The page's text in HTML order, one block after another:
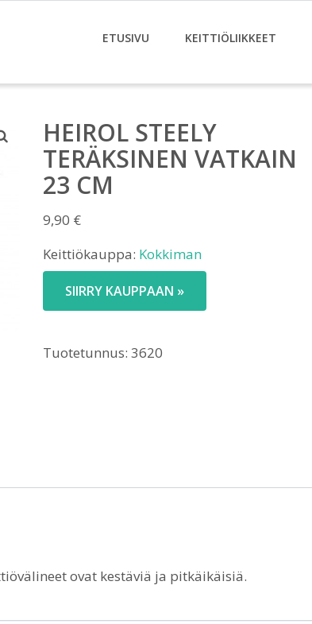
ETUSIVU KEITTIÖLIIKKEET
HEIROL STEELY
TERÄKSINEN VATKAIN
23 CM
9,90 €
Keittiökauppa: Kokkiman
SIIRRY KAUPPAAN »
Tuotetunnus: 3620
ovat kestäviä ja pitkäikäisiä.